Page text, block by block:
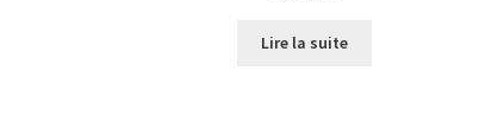
Lire la suite